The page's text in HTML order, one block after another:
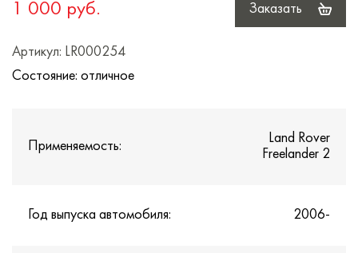
1 000 руб. Заказать
Артикул: LR000254
Состояние: отличное
Применяемость:
Land Rover
Freelander 2
Год выпуска автомобиля: 2006-